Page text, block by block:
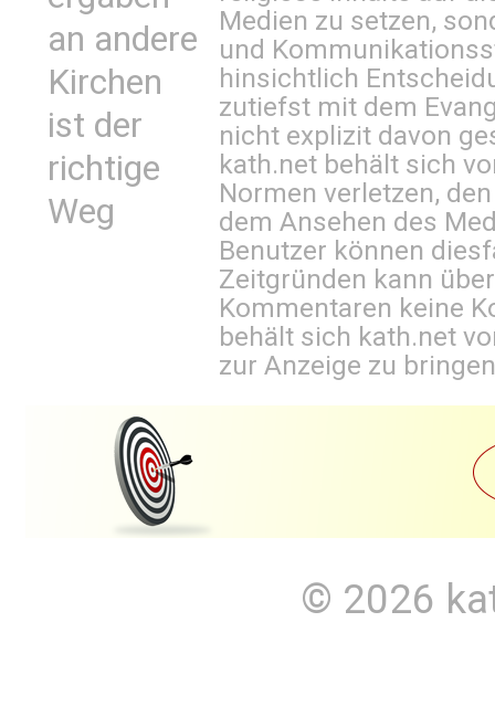
an andere
Kirchen
ist der
richtige
Weg
Medien zu setzen,
und
hinsichtlich
zutiefst mit dem
nicht explizit davon
kath.net behält sich
Normen verletzen,
dem Ansehen des
Benutzer können
Zeitgründen kann
Kommentaren keine
behält sich kath.net
zur Anzeige zu
© 2026